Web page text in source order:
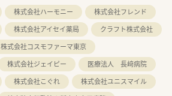
株式会社ハーモニー
株式会社フレンド
株式会社アイセイ薬局
クラフト株式会社
株式会社コスモファーマ東京
株式会社ジェイピー
医療法人 長﨑病院
株式会社こぐれ
株式会社ユニスマイル